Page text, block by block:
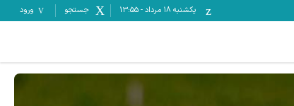
یکشنبه ۱۸ مرداد -
13:55 جستجو ورود